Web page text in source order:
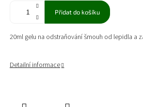
Přidat do košíku
20ml gelu na odstraňování šmouh od lepidla a
Detailní informace